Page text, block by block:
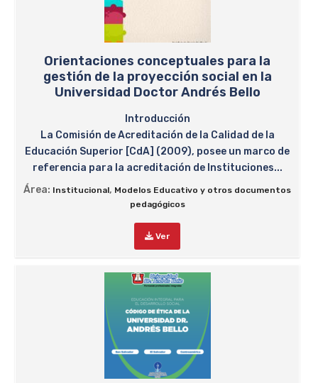
Orientaciones conceptuales para la
gestión de la proyección social en la
Universidad Doctor Andrés Bello
Introducción
La Comisión de Acreditación de la Calidad de la
Educación Superior [CdA] (2009), posee un marco de
referencia para la acreditación de Instituciones...
Área: Institucional, Modelos Educativo y otros documentos
pedagógicos
Ver